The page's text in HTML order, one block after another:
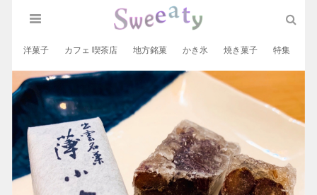
洋菓子 カフェ 喫茶店 地方銘菓 かき氷 焼き菓子 特集